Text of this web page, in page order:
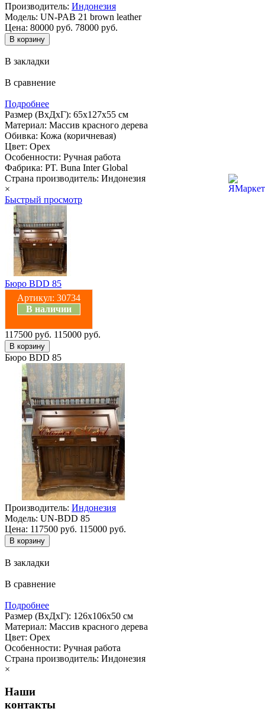
Производитель: Индонезия
Модель: UN-PAB 21 brown leather
Цена: 80000 руб. 78000 руб.
В закладки
В сравнение
Подробнее
Размер (ВхДхГ): 65х127х55 см
Материал: Массив красного дерева
Обивка: Кожа (коричневая)
Цвет: Орех
Особенности: Ручная работа
Фабрика: PT. Buna Inter Global
Страна производитель: Индонезия
×
Быстрый просмотр
Бюро BDD 85
Артикул: 30734
В наличии
117500 руб. 115000 руб.
Бюро BDD 85
Производитель: Индонезия
Модель: UN-BDD 85
Цена: 117500 руб. 115000 руб.
В закладки
В сравнение
Подробнее
Размер (ВхДхГ): 126х106х50 см
Материал: Массив красного дерева
Цвет: Орех
Особенности: Ручная работа
Страна производитель: Индонезия
×
Наши
контакты